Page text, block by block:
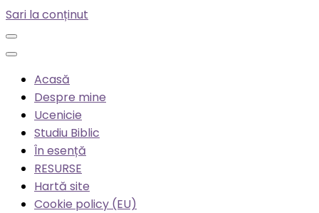
Sari la conținut
Acasă
Despre mine
Ucenicie
Studiu Biblic
În esență
RESURSE
Hartă site
Cookie policy (EU)